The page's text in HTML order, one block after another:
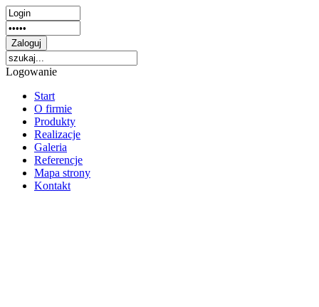
Logowanie
Start
O firmie
Produkty
Realizacje
Galeria
Referencje
Mapa strony
Kontakt